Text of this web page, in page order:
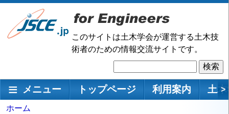
メ
ン
このサイトは土木学会が運営する土木技
術者のための情報交流サイトです。
索
メインナビゲーション
メニュー トップページ 利用案内 土 >
パ
ホーム